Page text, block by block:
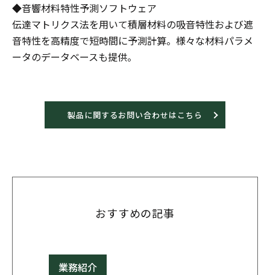
◆音響材料特性予測ソフトウェア
伝達マトリクス法を用いて積層材料の吸音特性および遮
音特性を高精度で短時間に予測計算。様々な材料パラメ
ータのデータベースも提供。
製品に関するお問い合わせはこちら
おすすめの記事
業務紹介